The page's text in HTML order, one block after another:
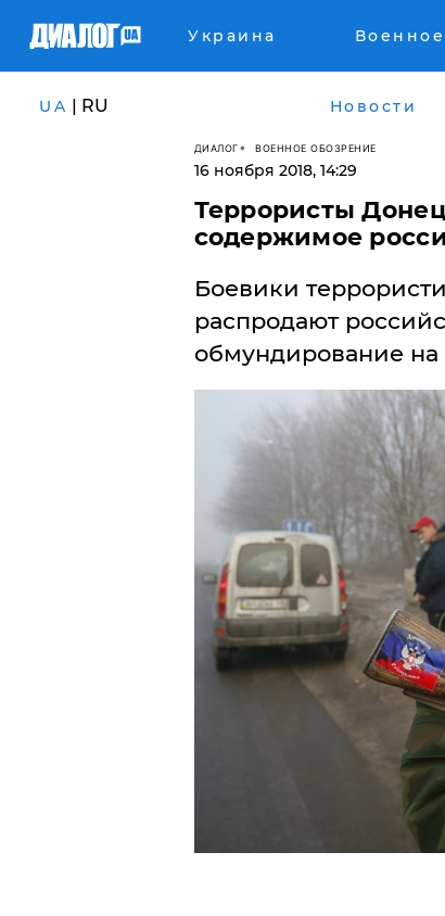
Украина
UA | RU Новости
ДИАЛОГ ВОЕННОЕ ОБОЗРЕНИЕ
16 ноября 2018, 14:29
Террористы
содержимое
Боевики
распродают
обмундирование на